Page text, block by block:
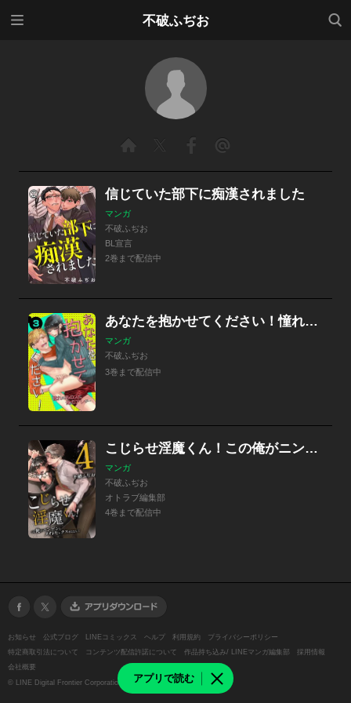
不破ふぢお
検索
アプリで読む
信じていた部下に痴漢されました
マンガ
不破ふぢお
BL宣言
2巻まで配信中
あなたを抱かせてください！憧れのあの人とヤることになりまして…
マンガ
不破ふぢお
3巻まで配信中
こじらせ淫魔くん！この俺がニンゲンにイかされるなんて
マンガ
不破ふぢお
オトラブ編集部
4巻まで配信中
お知らせ 公式ブログ LINEコミックス ヘルプ 利用規約
プライバシーポリシー
特定商取引法について
コンテンツ配信許諾について 作品持ち込み/ LINEマンガ編集部
採用情報
会社概要
© LINE Digital Frontier Corporation